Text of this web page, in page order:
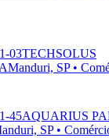
03TECHSOLUS
Manduri, SP •
45AQUARIUS
SP •